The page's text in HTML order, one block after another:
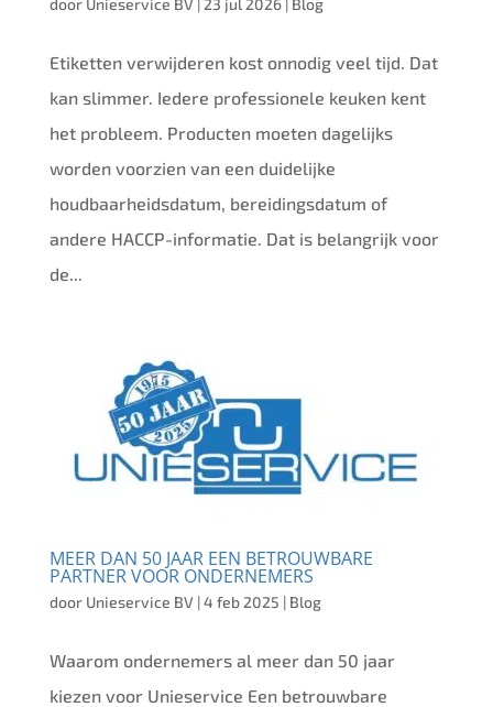
Etiketten verwijderen kost onnodig veel tijd. Dat
kan slimmer. Iedere professionele keuken kent
het probleem. Producten moeten dagelijks
worden voorzien van een duidelijke
houdbaarheidsdatum, bereidingsdatum of
andere HACCP-informatie. Dat is belangrijk voor
de...
MEER DAN 50 JAAR EEN BETROUWBARE
PARTNER VOOR ONDERNEMERS
door Unieservice BV|4 feb 2025 | Blog
Waarom ondernemers al meer dan 50 jaar
kiezen voor Unieservice Een betrouwbare